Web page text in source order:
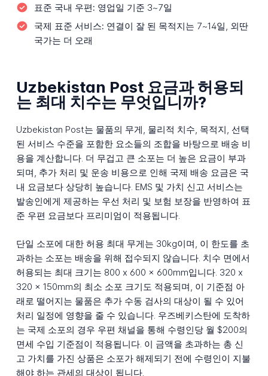
표준 국내 우편: 영업일 기준 3~7일
국제 표준 서비스: 연결이 잘 된 목적지는 7~14일, 외딴
국가는 더 오래
Uzbekistan Post 요금과 허용되
는 최대 치수는 무엇입니까?
Uzbekistan Post는 물품의 무게, 물리적 치수, 목적지, 선택
된 서비스 수준을 포함한 요소들의 조합을 바탕으로 배송 비
용을 계산합니다. 더 무겁고 큰 소포는 더 높은 요금이 부과
되며, 추가 처리 및 운송 비용으로 인해 국제 배송 요금은 국
내 요금보다 상당히 높습니다. EMS 및 가치 신고 서비스는
발송인에게 제공하는 우선 처리 및 보험 보장을 반영하여 표
준 우편 요금보다 프리미엄이 적용됩니다.
단일 소포에 대한 허용 최대 무게는 30kg이며, 이 한도를 초
과하는 소포는 배송을 위해 접수되지 않습니다. 치수 면에서
허용되는 최대 크기는 800 x 600 x 600mm입니다. 320 x
320 x 150mm의 최소 소포 크기도 적용되며, 이 기준점 아
래로 떨어지는 물품은 추가 수동 검사의 대상이 될 수 있어
처리 일정에 영향을 줄 수 있습니다. 우즈베키스탄에 도착하
는 국제 소포의 경우 우편 채널을 통해 수령인당 월 $200의
면세 수입 기준점이 적용됩니다. 이 금액을 초과하는 총 신
고 가치를 가진 상품은 소포가 해제되기 전에 수령인이 지불
해야 하는 관세의 대상이 됩니다.